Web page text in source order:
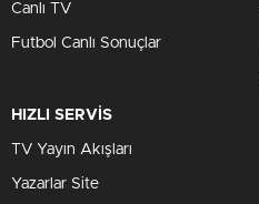
Canlı TV
Futbol Canlı Sonuçlar
HIZLI SERVİS
TV Yayın Akışları
Yazarlar Site